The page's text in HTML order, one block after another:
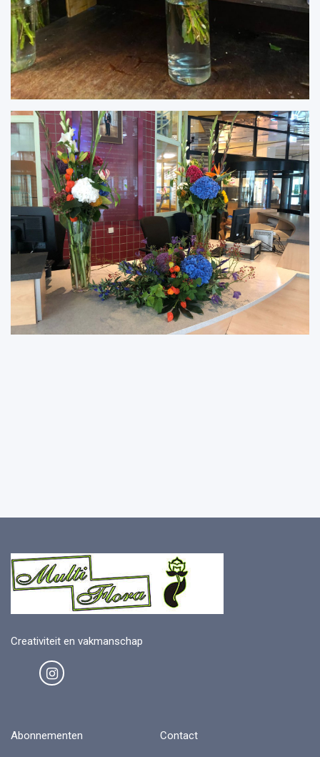
Creativiteit en vakmanschap
Abonnementen Contact